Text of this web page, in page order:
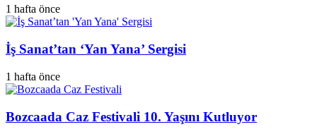
1 hafta önce
İş Sanat’tan ‘Yan Yana’ Sergisi
1 hafta önce
Bozcaada Caz Festivali 10. Yaşını Kutluyor